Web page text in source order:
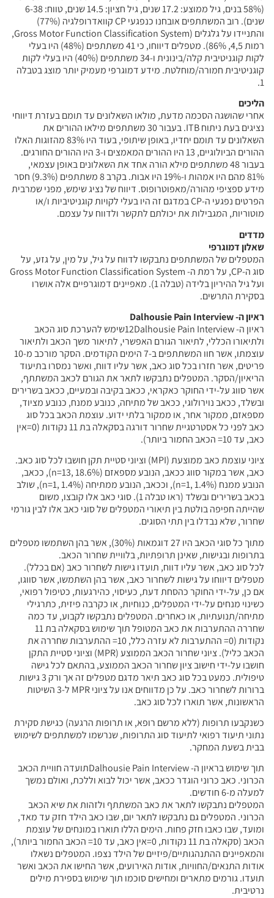
(58% בנים, גיל ממוצע: 17.2 שנים, גיל חציון: 14.5 שנים, טווח: 6-38
שנים). רוב המשתתפים אובחנו כנפגעי CP קוואדרופלגיה (77%)
והתניידו על גלגלים (Gross Motor Function Classification System,
רמות 4,5, 86%). מטפלים דיווחו, כי 41 משתתפים (48%) היו בעלי
לקות קוגניטיבית קלה/בינונית ו-34 משתתפים (40%) היו בעלי לקות
קוגניטיבית חמורה/מוחלטת. מידע דמוגרפי מעמיק יותר מוצג בטבלה
1.
הליכים
אחרי שהושגה הסכמה מדעת, מולאו השאלונים עד תומם בעזרת דיווחי
נציגים בעת ניתוח ITB. בעבור 30 משתתפים מילאו ההורים את
השאלונים עד תומם יחדיו, באופן שיתופי, בעוד היו 83% מהזוגות האלו
ההורים הביולוגיים, 13 היו ההורים המאמצים ו-3 היו ההורים החורגים.
בעבור 48 משתתפים מילא הורה אחד את השאלונים באופן עצמאי,
81% מהם היו אמהות ו-19% היו אבות. בקרב 8 משתתפים (9.3%) חסר
מידע ספציפי מהורה/מאפוטרופוס. דיווח של נציג שימש, מפני שמרבית
הפרטים נפגעי ה-CP במדגם זה היו בעלי לקויות קוגניטיביות ו/או
מוטוריות, המגבילות את יכולתם לתקשר ולדווח על עצמם.
מדדים
שאלון דמוגרפי
המטפלים של המשתתפים נתבקשו לדווח על גיל, על מין, על גזע, על
סוג ה-CP, על רמת ה- Gross Motor Function Classification System
ועל גיל ההיריון בלידה (טבלה 1). מאפיינים דמוגרפיים אלה אושרו
בסקירת התרשים.
ראיון ה- Dalhousie Pain Interview
ראיון ה- 12Dalhousie Pain Interviewשימש להערכת סוג הכאב
ולתיאורו הכללי, לתיאור הגורם האפשרי, לתיאור משך הכאב ולתיאור
עוצמתו, אשר חוו המשתתפים ב-7 הימים הקודמים. הסקר מורכב מ-10
פריטים, אשר חזרו בכל סוג כאב, אשר עליו דווח, ואשר נמסרו בתיעוד
הריאיון/הסקר. המטפלים נתבקשו לתאר את הגורם לכאב המשתתף,
אשר סווג על-ידי החוקר כאקראי, ככאב בקיבה ובמעיים, ככאב בשרירים
ובשלד, ככאב נוירולוגי, ככאב של מתיחה, כנובע ממנח, כנובע מציוד,
מספאזם, ממקור אחר, או ממקור בלתי ידוע. עוצמת הכאב בכל סוג
כאב לפני כל אסטרטגיית שחרור דורגה בסקאלה בת 11 נקודות (0=אין
כאב, עד 10= הכאב החמור ביותר).
ציוני עוצמת כאב ממוצעת (MPI) וציוני סטיית תקן חושבו לכל סוג כאב.
כאב, אשר במקור סווג ככאב, הנובע מספאזם (n=13, 18.6%), ככאב,
הנובע ממנח (n=1, 1.4%), וככאב, הנובע ממתיחה (n=1, 1.4%), שולב
בכאב בשרירים ובשלד (ראו טבלה 1). סוגי כאב אלו קובצו, משום
שהייתה חפיפה בולטת בין תיאורי המטפלים של סוגי כאב אלו לבין גורמי
שחרור, שלא נבדלו בין תתי הסוגים.
מתוך כל סוגי הכאב היו 27 דוגמאות (30%), אשר בהן השתמשו מטפלים
בתרופות ובגישות, שאינן תרופתיות, בלוויית שחרור הכאב.
לכל סוג כאב, אשר עליו דווח, תועדו גישות לשחרור כאב (אם בכלל).
מטפלים דיווחו על גישות לשחרור כאב, אשר בהן השתמשו, אשר סווגו,
אם כן, על-ידי החוקר כהסחת דעת, כעיסוי, כהירגעות, כטיפול רפואי,
כשינוי מנחים על-ידי המטפלים, כנוחיות, או כקרבה פיזית, כתרגילי
מתיחה/תנועתיות, או כאחרים. המטפלים נתבקשו לקבוע, עד כמה
שחררה ההתערבות את כאב המטופל תוך שימוש בסקאלה בת 11
נקודות (0= ההתערבות לא עזרה כלל, 10= ההתערבות שחררה את
הכאב כליל). ציוני שחרור הכאב הממוצע (MPR) וציוני סטיית התקן
חושבו על-ידי חישוב ציון שחרור הכאב הממוצע, בהתאם לכל גישה
טיפולית. כמעט בכל סוג כאב תיאר מדגם מטפלים זה אך ורק 3 גישות
ברורות לשחרור כאב. על כן מדווחים אנו על ציוני MPR ל-3 השיטות
הראשונות, אשר תוארו לכל סוג כאב.
כשנקבעו תרופות (ללא מרשם רופא, או תרופות הרגעה) כגישת סקירת
נתוני תיעוד רפואי לתיעוד סוג התרופות, שנרשמו למשתתפים לשימוש
בבית בשעת המחקר.
תוך שימוש בראיון ה- Dalhousie Pain Interviewתועדה חוויית הכאב
הכרוני. כאב כרוני הוגדר ככאב, אשר יכול לבוא וללכת, ואולם נמשך
למעלה מ-6 חודשים.
המטפלים נתבקשו לתאר את כאב המשתתף ולזהות את שיא הכאב
הכרוני. המטפלים גם נתבקשו לתאר יום, שבו כאב הילד חזק עד מאד,
ומועד, שבו כאבו חזק פחות. הימים הללו תוארו במונחים של עוצמת
הכאב (סקאלה בת 11 נקודות, 0=אין כאב, עד 10= הכאב החמור ביותר),
והמאפיינים ההתנהגותיים/פיזיים של הילד נצפו. המטפלים נשאלו
אודות התנאים/החוויות, אודות האירועים, אשר החישו את הכאב ואשר
תועדו. גורמים מתארים ומחישים סוכמו תוך שימוש בספירת מילים
נרטיבית.